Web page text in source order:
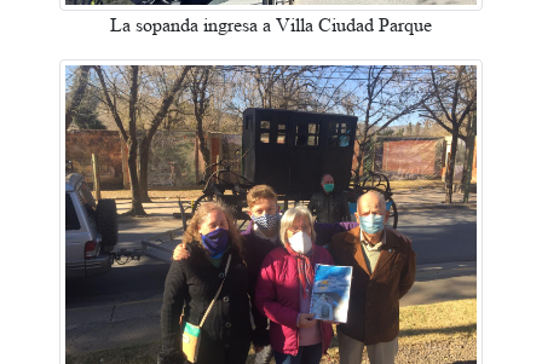
La sopanda ingresa a Villa Ciudad Parque